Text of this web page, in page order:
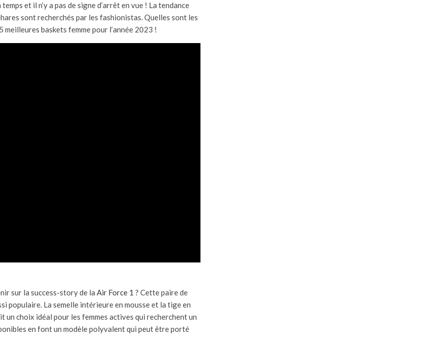
et il n’y a pas de signe d’arrêt en vue ! La tendance
sont recherchés par les fashionistas. Quelles sont les
meilleures baskets femme pour l’année 2023 !
sur la success-story de la Air Force 1 ? Cette paire de
populaire. La semelle intérieure en mousse et la tige en
choix idéal pour les femmes actives qui recherchent un
en font un modèle polyvalent qui peut être porté